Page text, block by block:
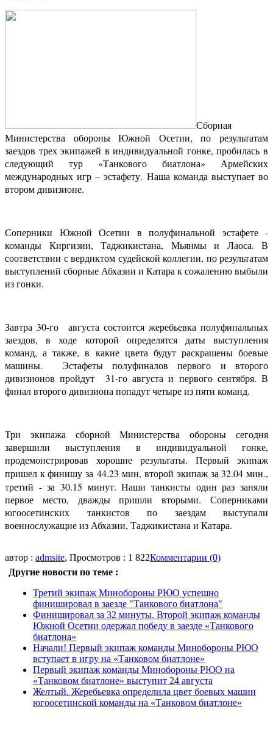
Сборная
Министерства обороны Южной Осетии, по результатам
заездов трех экипажей в индивидуальной гонке, пробилась в
следующий тур «Танкового биатлона» Армейских
международных игр – эстафету. Наша команда выступает во
втором дивизионе.
Соперники Южной Осетии в полуфинальной эстафете -
команды Киргизии, Таджикистана, Мьянмы и Лаоса. В
соответствии с вердиктом судейской коллегии, по результатам
выступлений сборные Абхазии и Катара к сожалению выбыли
из гонки.
Завтра 30-го августа состоится жеребьевка полуфинальных
заездов, в ходе которой определятся даты выступления
команд, а также, в какие цвета будут раскрашены боевые
машины. Эстафеты полуфиналов первого и второго
дивизионов пройдут 31-го августа и первого сентября. В
финал второго дивизиона попадут четыре из пяти команд.
Три экипажа сборной Министерства обороны сегодня
завершили выступления в индивидуальной гонке,
продемонстрировав хорошие результаты. Первый экипаж
пришел к финишу за 44.23 мин, второй экипаж за 32.04 мин.,
третий - за 30.15 минут. Наши танкисты один раз заняли
первое место, дважды пришли вторыми. Соперниками
югоосетинских танкистов по заездам выступали
военнослужащие из Абхазии, Таджикистана и Катара.
автор : admsite, Просмотров : 1 822Комментарии (0)
Другие новости по теме :
Третий экипаж Минобороны РЮО успешно
финишировал в заезде "Танкового биатлона"
Финишировал за 32 минуты. Второй экипаж команды
Южной Осетии одержал победу в заезде «Танкового
биатлона»
Начали! Первый экипаж команды Минобороны РЮО
вступает в игру на «Танковом биатлоне»
Первый экипаж команды Минобороны РЮО на
«Танковом биатлоне» выступит 24 августа
Желтый. Жеребьевка определила цвет боевых машин
югоосетинской команды на «Танковом биатлоне»